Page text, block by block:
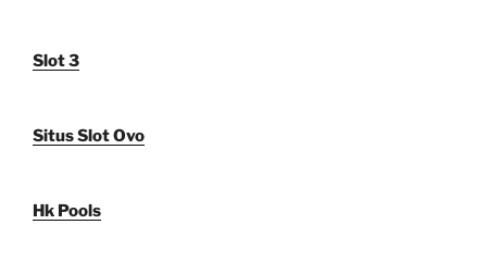
Slot 3
Situs Slot Ovo
Hk Pools